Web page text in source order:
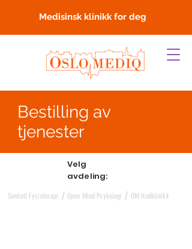
Medisinsk klinikk for deg
Bestilling av
tjenester
Velg
avdeling:
Sandell Fysioterapi / Open Mind Psykologi / OM Hudklinikk